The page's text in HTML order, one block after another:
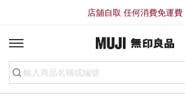
店舖自取 任何消費免運費